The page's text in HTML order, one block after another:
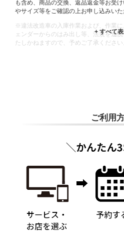
も含め、商品の交換、返品返金等お受
やサイズ等をご確認の上お申し込みいた
※違法改造車の入庫作業および、作業
ェンダーからのはみ出し等、法規を逸
たしかねますので、予めご了承ください
ご利用